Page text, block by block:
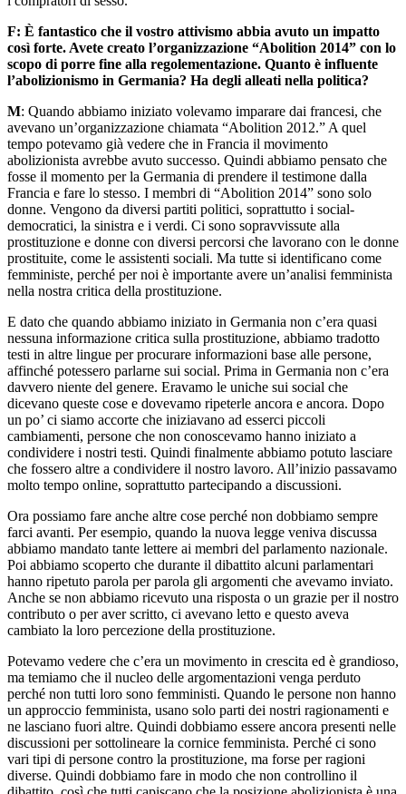
F: È fantastico che il vostro attivismo abbia avuto un impatto
così forte. Avete creato l’organizzazione “Abolition 2014” con lo
scopo di porre fine alla regolementazione. Quanto è influente
l’abolizionismo in Germania? Ha degli alleati nella politica?
M: Quando abbiamo iniziato volevamo imparare dai francesi, che
avevano un’organizzazione chiamata “Abolition 2012.” A quel
tempo potevamo già vedere che in Francia il movimento
abolizionista avrebbe avuto successo. Quindi abbiamo pensato che
fosse il momento per la Germania di prendere il testimone dalla
Francia e fare lo stesso. I membri di “Abolition 2014” sono solo
donne. Vengono da diversi partiti politici, soprattutto i social-
democratici, la sinistra e i verdi. Ci sono sopravvissute alla
prostituzione e donne con diversi percorsi che lavorano con le donne
prostituite, come le assistenti sociali. Ma tutte si identificano come
femministe, perché per noi è importante avere un’analisi femminista
nella nostra critica della prostituzione.
E dato che quando abbiamo iniziato in Germania non c’era quasi
nessuna informazione critica sulla prostituzione, abbiamo tradotto
testi in altre lingue per procurare informazioni base alle persone,
affinché potessero parlarne sui social. Prima in Germania non c’era
davvero niente del genere. Eravamo le uniche sui social che
dicevano queste cose e dovevamo ripeterle ancora e ancora. Dopo
un po’ ci siamo accorte che iniziavano ad esserci piccoli
cambiamenti, persone che non conoscevamo hanno iniziato a
condividere i nostri testi. Quindi finalmente abbiamo potuto lasciare
che fossero altre a condividere il nostro lavoro. All’inizio passavamo
molto tempo online, soprattutto partecipando a discussioni.
Ora possiamo fare anche altre cose perché non dobbiamo sempre
farci avanti. Per esempio, quando la nuova legge veniva discussa
abbiamo mandato tante lettere ai membri del parlamento nazionale.
Poi abbiamo scoperto che durante il dibattito alcuni parlamentari
hanno ripetuto parola per parola gli argomenti che avevamo inviato.
Anche se non abbiamo ricevuto una risposta o un grazie per il nostro
contributo o per aver scritto, ci avevano letto e questo aveva
cambiato la loro percezione della prostituzione.
Potevamo vedere che c’era un movimento in crescita ed è grandioso,
ma temiamo che il nucleo delle argomentazioni venga perduto
perché non tutti loro sono femministi. Quando le persone non hanno
un approccio femminista, usano solo parti dei nostri ragionamenti e
ne lasciano fuori altre. Quindi dobbiamo essere ancora presenti nelle
discussioni per sottolineare la cornice femminista. Perché ci sono
vari tipi di persone contro la prostituzione, ma forse per ragioni
diverse. Quindi dobbiamo fare in modo che non controllino il